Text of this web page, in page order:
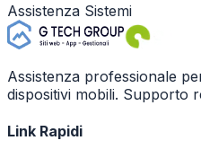
Assistenza Sistemi
Assistenza professionale
dispositivi mobili. Supporto
Link Rapidi